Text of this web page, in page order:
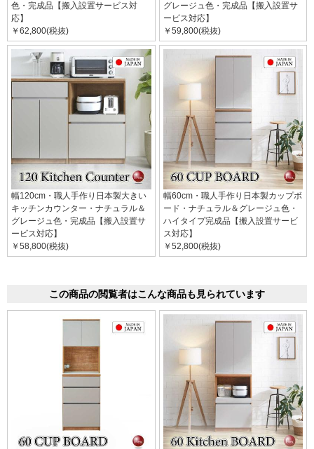
色・完成品【搬入設置サービス対
応】
￥62,800(税抜)
グレージュ色・完成品【搬入設置サ
ービス対応】
￥59,800(税抜)
幅120cm・職人手作り日本製大きい
キッチンカウンター・ナチュラル＆
グレージュ色・完成品【搬入設置サ
ービス対応】
￥58,800(税抜)
幅60cm・職人手作り日本製カップボ
ード・ナチュラル＆グレージュ色・
ハイタイプ完成品【搬入設置サービ
ス対応】
￥52,800(税抜)
この商品の閲覧者はこんな商品も見られています